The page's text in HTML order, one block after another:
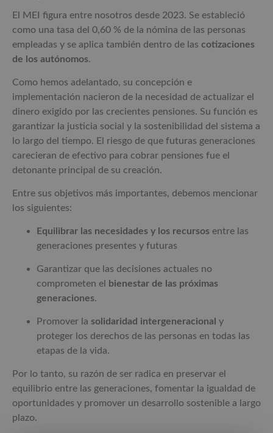
El MEI figura entre nosotros desde 2023. Se estableció
como una tasa del 0,60 % de la nómina de las personas
empleadas y se aplica también dentro de las cotizaciones
de los autónomos.
Como hemos adelantado, su concepción e
implementación nacieron de la necesidad de actualizar el
dinero exigido por las crecientes pensiones. Su función es
garantizar la justicia social y la sostenibilidad del sistema a
lo largo del tiempo. El riesgo de que futuras generaciones
carecieran de efectivo para cobrar pensiones fue el
detonante principal de su creación.
Entre sus objetivos más importantes, debemos mencionar
los siguientes:
Equilibrar las necesidades y los recursos entre las
generaciones presentes y futuras
Garantizar que las decisiones actuales no
comprometen el
bienestar de las próximas
generaciones.
Promover la solidaridad intergeneracional y
proteger los derechos de las personas en todas las
etapas de la vida.
Por lo tanto, su razón de ser radica en preservar el
equilibrio entre las generaciones, fomentar la igualdad de
oportunidades y promover un desarrollo sostenible a largo
plazo.